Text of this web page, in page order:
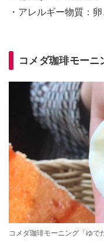
・アレルギー物質：
コメダ珈琲モーニ
コメダ珈琲モーニング「ゆで